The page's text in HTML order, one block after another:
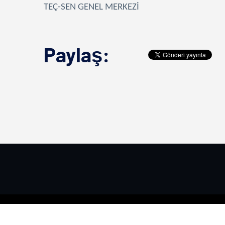
TEÇ-SEN GENEL MERKEZİ
Paylaş: